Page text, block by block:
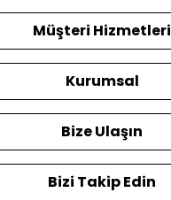
Müşteri Hizmetleri
Kurumsal
Bize Ulaşın
Bizi Takip Edin